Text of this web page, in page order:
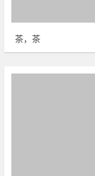
茶，茶